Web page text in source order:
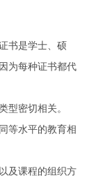
书是学士、硕
为每种证书都代
型密切相关。
等水平的教育相
及课程的组织方